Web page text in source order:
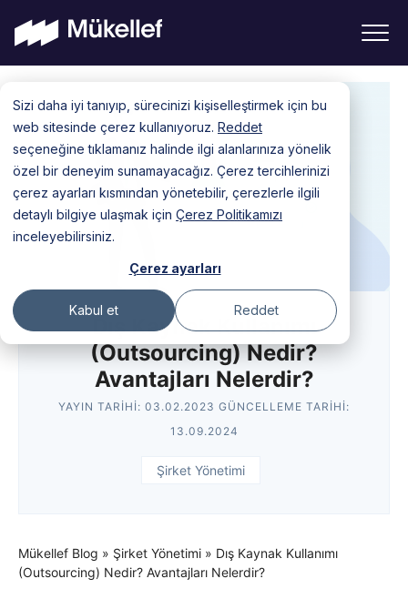
Sizi daha iyi tanıyıp, sürecinizi kişiselleştirmek için bu
web sitesinde çerez kullanıyoruz. Reddet
seçeneğine tıklamanız halinde ilgi alanlarınıza yönelik
özel bir deneyim sunamayacağız. Çerez tercihlerinizi
çerez ayarları kısmından yönetebilir, çerezlerle ilgili
detaylı bilgiye ulaşmak için Çerez Politikamızı
inceleyebilirsiniz.
Çerez ayarları
Kabul et Reddet
content
Dış Kaynak Kullanımı
(Outsourcing) Nedir?
Avantajları Nelerdir?
YAYIN TARIHI: 03.02.2023 GÜNCELLEME TARIHI:
13.09.2024
Şirket Yönetimi
Mükellef Blog » Şirket Yönetimi » Dış Kaynak Kullanımı
(Outsourcing) Nedir? Avantajları Nelerdir?